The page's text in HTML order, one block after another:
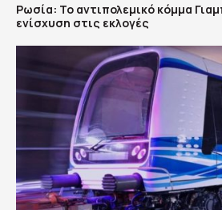
Ρωσία: Το αντιπολεμικό κόμμα
ενίσχυση στις εκλογές